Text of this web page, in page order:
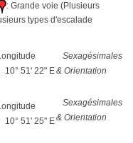
: Grande voie (Plusieurs
types d'escalade
10° 51' 22" E
Sexagésimales
& Orientation
10° 51' 25" E
Sexagésimales
& Orientation